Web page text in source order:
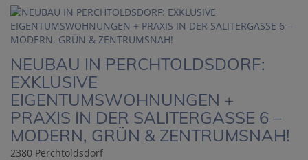
NEUBAU IN PERCHTOLDSDORF:
EXKLUSIVE
EIGENTUMSWOHNUNGEN +
PRAXIS IN DER SALITERGASSE 6 –
MODERN, GRÜN & ZENTRUMSNAH!
2380 Perchtoldsdorf